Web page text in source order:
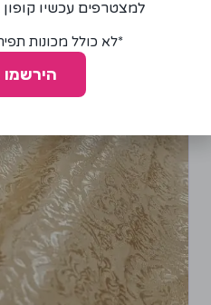
למצטרפים עכשיו קופון
*לא כולל מכונות
הירשמו